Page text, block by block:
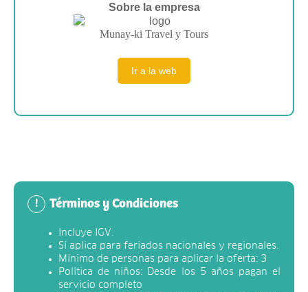
Sobre la empresa
Munay-ki Travel y Tours
Ir a la web
! Términos y Condiciones
Incluye IGV.
Sí aplica para feriados nacionales y regionales.
Mínimo de personas para aplicar la oferta: 3
Política de niños: Desde los 5 años pagan el
servicio completo